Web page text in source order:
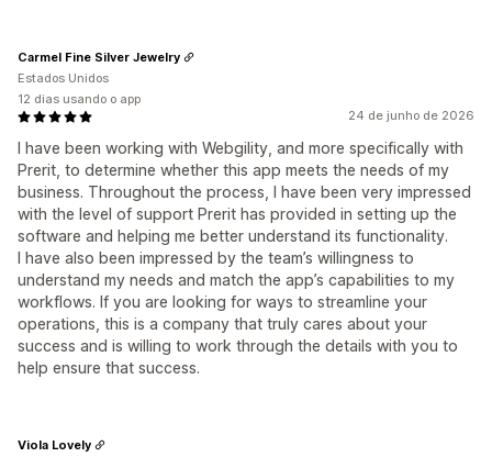
24 de junho de 2026
I have been working with Webgility, and more specifically with
Prerit, to determine whether this app meets the needs of my
business. Throughout the process, I have been very impressed
with the level of support Prerit has provided in setting up the
software and helping me better understand its functionality.
I have also been impressed by the team’s willingness to
understand my needs and match the app’s capabilities to my
workflows. If you are looking for ways to streamline your
operations, this is a company that truly cares about your
success and is willing to work through the details with you to
help ensure that success.
Carmel Fine Silver Jewelry
Estados Unidos
12 dias usando o app
Viola Lovely